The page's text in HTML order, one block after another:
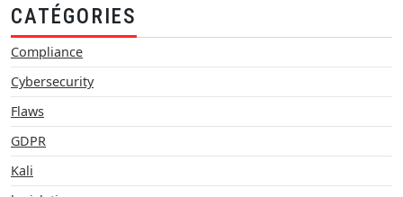
CATÉGORIES
Compliance
Cybersecurity
Flaws
GDPR
Kali